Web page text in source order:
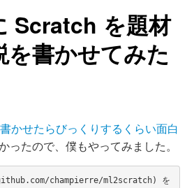
Scratch を題材
を書かせてみた
かせたらびっくりするくらい面白
ったので、僕もやってみました。
champierre/ml2scratch) を